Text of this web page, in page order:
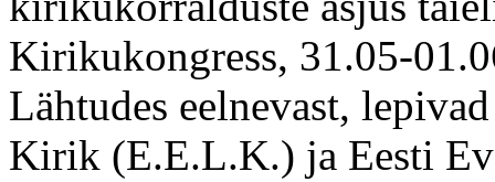
Kirikukongress, 31.05-
Lähtudes eelnevast,
Kirik (E.E.L.K.) ja Eesti